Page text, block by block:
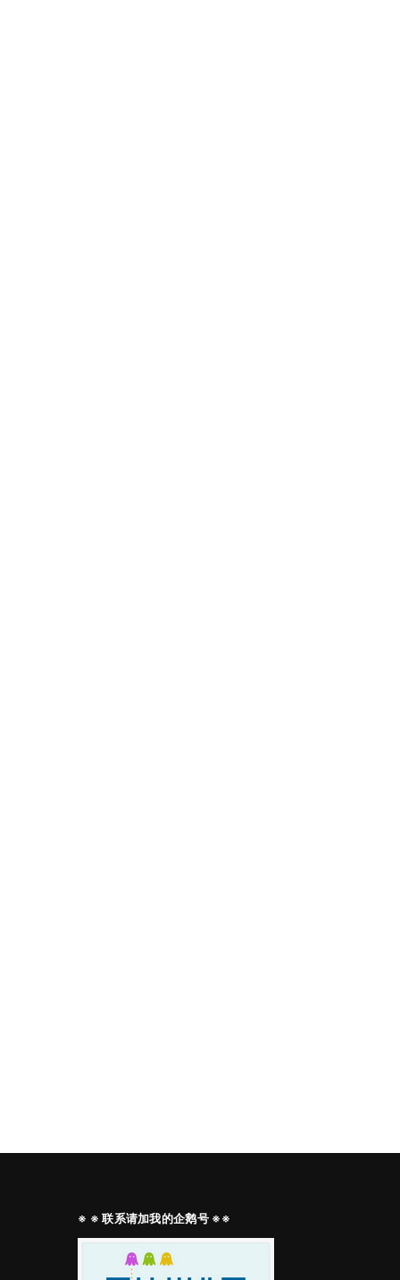
※ ※ 联系请加我的企鹅号 ※※